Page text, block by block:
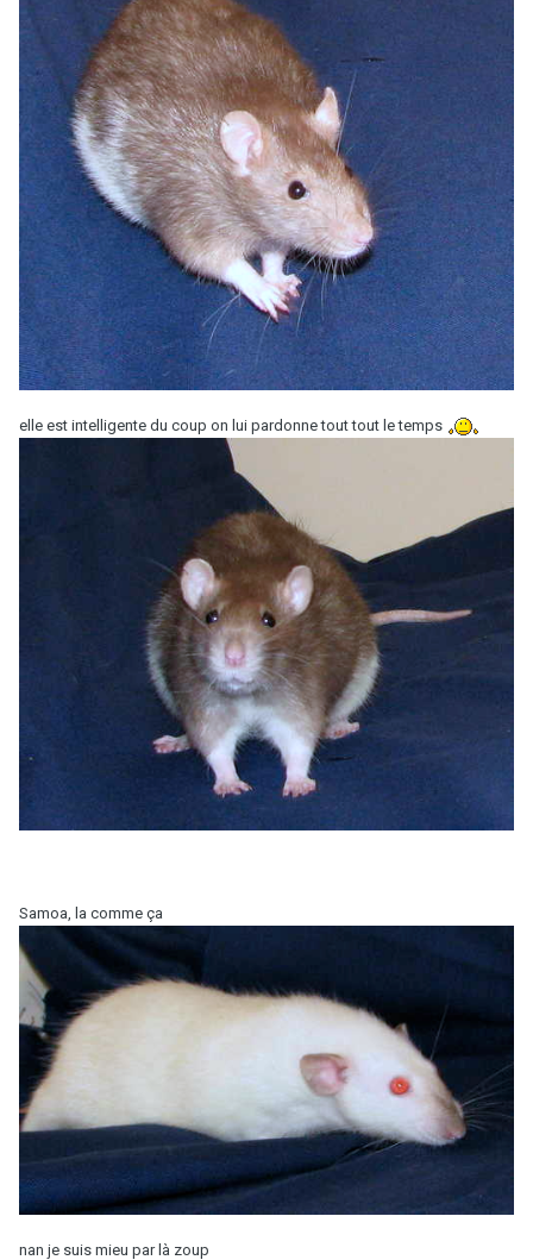
elle est intelligente du coup on lui pardonne tout tout le temps
Samoa, la comme ça
nan je suis mieu par là zoup